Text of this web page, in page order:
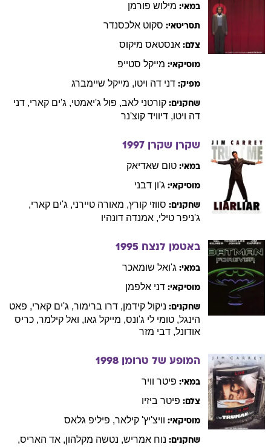
במאי: מילוש פורמן
תסריטאי: סקוט אלכסנדר
צלם: אנסטאס מיקוס
מוסיקאי: מייקל סטייפ
מפיק: דני דה ויטו, מייקל שיימברג
שחקנים: קורטני לאב, פול ג'יאמטי, ג'ים קארי, דני
דה ויטו, דיוויד קוצ'נר
שקרן שקרן 1997
במאי: טום שאדיאק
מוסיקאי: ג'ון דבני
שחקנים: סווזי קורץ, מאורה טיירני, ג'ים קארי,
ג'ניפר טילי, אמנדה דונהיו
באטמן לנצח 1995
במאי: ג'ואל שומאכר
מוסיקאי: דני אלפמן
שחקנים: ניקול קידמן, דרו ברימור, ג'ים קארי, פאט
הינגל, טומי לי ג'ונס, מייקל גאו, ואל קילמר, כריס
אודונל, דבי מזר
המופע של טרומן 1998
במאי: פיטר וויר
צלם: פיטר ביזיו
מוסיקאי: וויצ'יץ' קילאר, פיליפ גלאס
שחקנים: נוח אמריש, נטשה מקלהון, אד האריס,